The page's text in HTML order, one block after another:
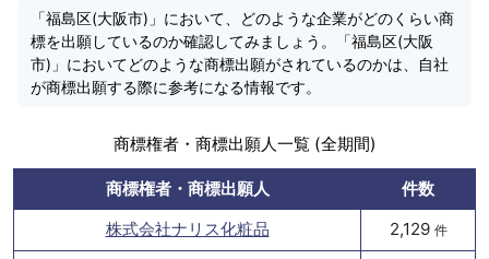
「福島区(大阪市)」において、どのような企業がどのくらい商
標を出願しているのか確認してみましょう。「福島区(大阪
市)」においてどのような商標出願がされているのかは、自社
が商標出願する際に参考になる情報です。
商標権者・商標出願人一覧 (全期間)
商標権者・商標出願人
件数
株式会社ナリス化粧品
2,129 件